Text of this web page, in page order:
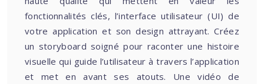
fonctionnalités clés, l’interface utilisateur (UI) de
votre application et son design attrayant. Créez
un storyboard soigné pour raconter une histoire
visuelle qui guide l’utilisateur à travers l’application
et met en avant ses atouts. Une vidéo de